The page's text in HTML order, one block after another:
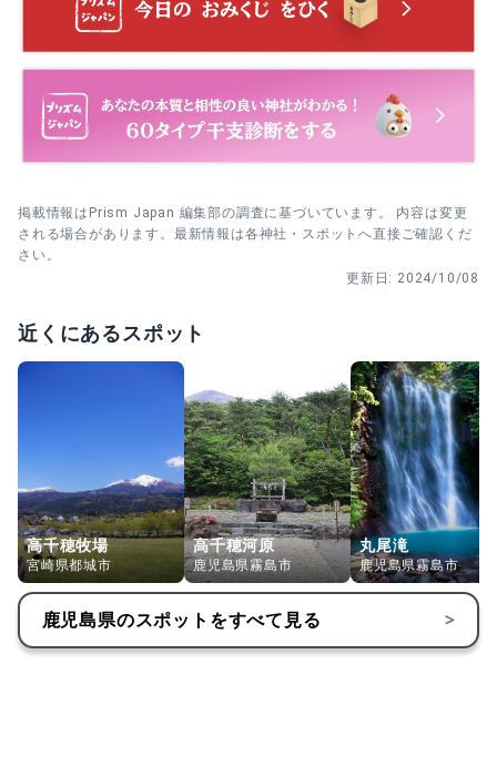
てから同じ願いを短く言葉にする。最後にもう一礼して離
参拝を済ませてから授与所へ行き、まず「いま一番お願い
したいこと」を1つ決めてから九面守を選ぶ。受けたら境内
の外に出る前に一度だけ静かに一礼する。
（予約不要）として案内されています。
安産祈願。母子の健康な出産を願う祈祷で、当日受付（予
約不要）として案内されています。
掲載情報はPrism Japan 編集部の調査に基づいています。 内容は変更
される場合があります。最新情報は各神社・スポットへ直接ご確認くだ
さい。
更新日: 2024/10/08
近くにあるスポット
高千穂牧場
宮崎県都城市
高千穂河原
鹿児島県霧島市
丸尾滝
鹿児島県霧島市
鹿児島県のスポットをすべて見る >